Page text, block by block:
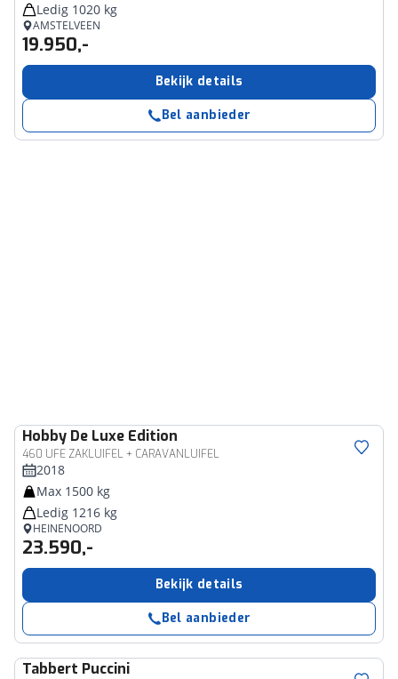
Ledig 1020 kg
AMSTELVEEN
19.950,-
Bekijk details
Bel aanbieder
Hobby De Luxe Edition
460 UFE ZAKLUIFEL + CARAVANLUIFEL
2018
Max 1500 kg
Ledig 1216 kg
HEINENOORD
23.590,-
Bekijk details
Bel aanbieder
Tabbert Puccini